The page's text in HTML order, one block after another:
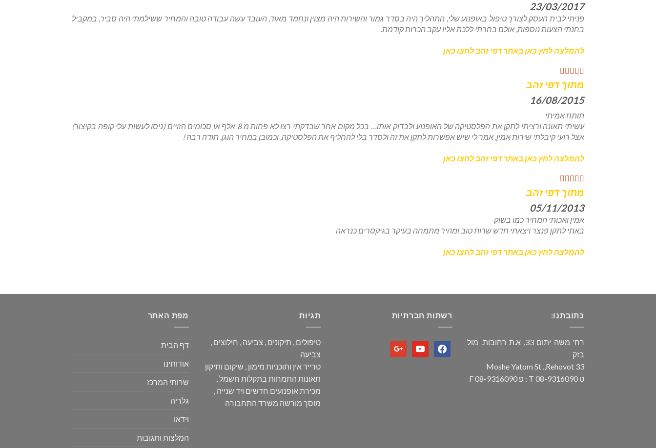
23/03/2017
פניתי לבית העסק לצורך טיפול באופנוע שלי, התהליך היה בסדר גמור והשירות היה מצוין ונחמד מאוד, העובד עשה עבודה טובה והמחיר ששילמתי היה סביר, במקביל
בחנתי הצעות נוספות, אולם בחרתי ללכת אליו עקב הכרות קודמת.
להמלצה לחץ כאן באתר דפי זהב לחצו כאן
מתוך דפי זהב
16/08/2015
תותח אמיתי
עשיתי תאונה ורציתי לתקן את הפלסטיקה של האופנוע ולבדוק אותו… בכל מקום אחר שבדקתי רצו לא פחות מ 8 אלף או סכומים הזויים (ניסו לעשות עלי קופה בקיצור)
אצל רועי קיבלתי שירות אמין, אמר לי שיש אפשרות לתקן את זה ולסדר בלי להחליף את הפלסטיקה, וכמובן במחיר הוגן. תודה רבה !
להמלצה לחץ כאן באתר דפי זהב לחצו כאן
מתוך דפי זהב
05/11/2013
אמין ואכותי המחיר כמו בשוק
באתי לתקן פנצר ויצאתי חדש שרות טוב ומהיר מתמחה בעיקר בגיקסרים כנראה
להמלצה לחץ כאן באתר דפי זהב לחצו כאן
כתובתנו:
רח' משה יתום 33, א.ת רחובות. מול
בזק
33 Moshe Yatom St .,Rehovot
ט 08-9316090 T : פ 08-9316090 F
רשתות חברתיות
facebook
youtube
google
תגיות
טיפולים , תיקונים , צביעה , חילוצים ,
צביעה
טרייד אין ותוכניות מימון , שיקום ותיקון
תאונות התמחות בתקלות חשמל ,
מכירת אופנועים חדשים ויד שנייה ,
מוסך מורשה משרד התחבורה
מפת האתר
דף הבית
אודותינו
שרותי המרכז
גלריה
וידאו
המלצות ותגובות